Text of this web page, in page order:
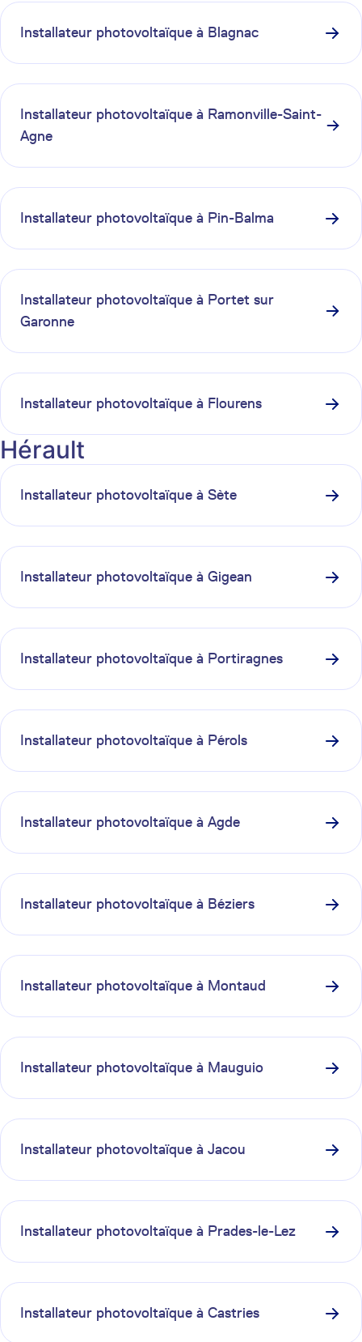
Installateur photovoltaïque à Blagnac
Installateur photovoltaïque à Ramonville-Saint-
Agne
Installateur photovoltaïque à Pin-Balma
Installateur photovoltaïque à Portet sur
Garonne
Installateur photovoltaïque à Flourens
Hérault
Installateur photovoltaïque à Sète
Installateur photovoltaïque à Gigean
Installateur photovoltaïque à Portiragnes
Installateur photovoltaïque à Pérols
Installateur photovoltaïque à Agde
Installateur photovoltaïque à Béziers
Installateur photovoltaïque à Montaud
Installateur photovoltaïque à Mauguio
Installateur photovoltaïque à Jacou
Installateur photovoltaïque à Prades-le-Lez
Installateur photovoltaïque à Castries